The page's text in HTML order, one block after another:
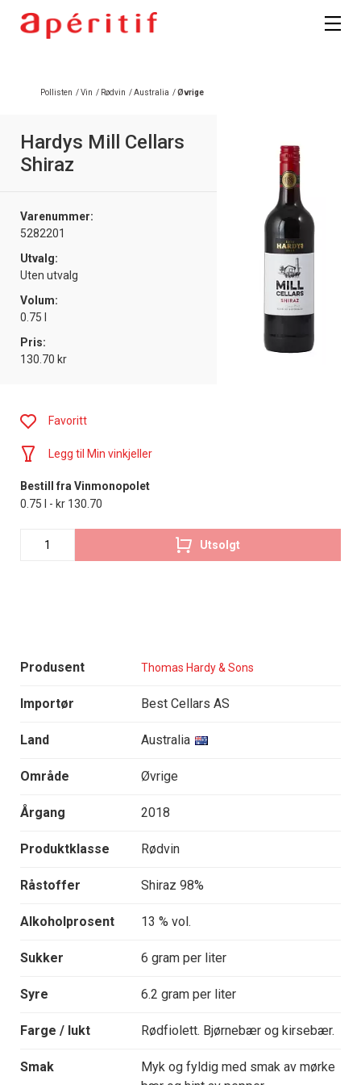
Pollisten /Vin / Rødvin /Australia /Øvrige
Hardys Mill Cellars
Shiraz
Varenummer:
5282201
Utvalg:
Uten utvalg
Volum:
0.75 l
Pris:
130.70 kr
Produsent Thomas Hardy & Sons
Importør Best Cellars AS
Land Australia
Område Øvrige
Årgang 2018
Produktklasse Rødvin
Råstoffer Shiraz 98%
Alkoholprosent 13 % vol.
Sukker 6 gram per liter
Syre 6.2 gram per liter
Farge / lukt Rødfiolett. Bjørnebær og kirsebær.
Smak
Myk og fyldig med smak av mørke
Favoritt
Legg til Min vinkjeller
Bestill fra Vinmonopolet
0.75 l - kr 130.70
Utsolgt